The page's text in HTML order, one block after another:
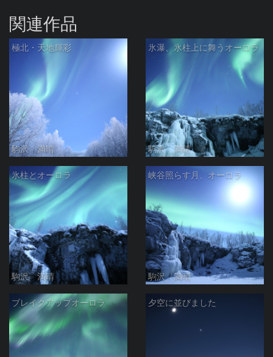
関連作品
極北・天地輝彩
駒沢 満晴
氷瀑、氷柱上に舞うオーロラ
駒沢 満晴
氷柱とオーロラ
駒沢 満晴
峡谷照らす月、オーロラ
駒沢 満晴
ブレイクアップオーロラ 夕空に並びました